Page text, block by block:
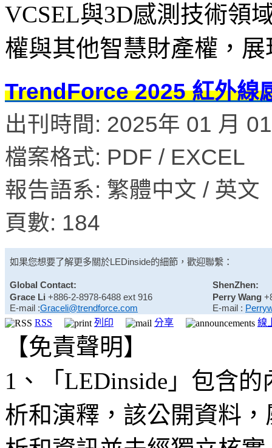
VCSEL與3D感測技術領
權與其他智慧財產權，
TrendForce 2025 紅外線
出刊時間: 2025年 01 月
檔案格式: PDF / EXCEL
報告語系: 繁體中文 / 英文
頁數: 184
如果您想要了解更多關於LEDinside的細節，歡迎聯繫：
Global Contact:
ShenZhen:
Grace Li +886-2-8978-6488 ext 916
E-mail :Graceli@trendforce.com
Perry Wang
E-mail :
RSS
列印 分享 線
【免責聲明】
1、「LEDinside」包含
析和演釋，該公開資料